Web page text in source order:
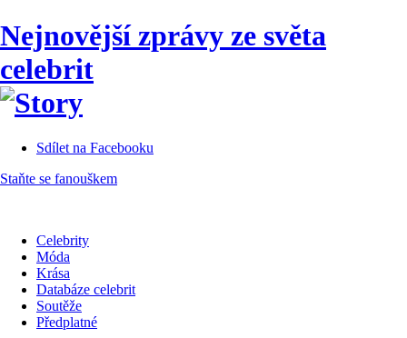
Nejnovější zprávy ze světa
celebrit
Sdílet na Facebooku
Staňte se fanouškem
Celebrity
Móda
Krása
Databáze celebrit
Soutěže
Předplatné